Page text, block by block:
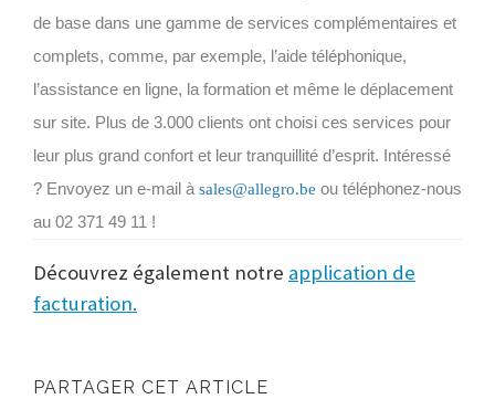
de base dans une gamme de services complémentaires et
complets, comme, par exemple, l’aide téléphonique,
l’assistance en ligne, la formation et même le déplacement
sur site. Plus de 3.000 clients ont choisi ces services pour
leur plus grand confort et leur tranquillité d’esprit. Intéressé
? Envoyez un e-mail à sales@allegro.be ou téléphonez-nous
au 02 371 49 11 !
Découvrez également notre application de
facturation.
PARTAGER CET ARTICLE